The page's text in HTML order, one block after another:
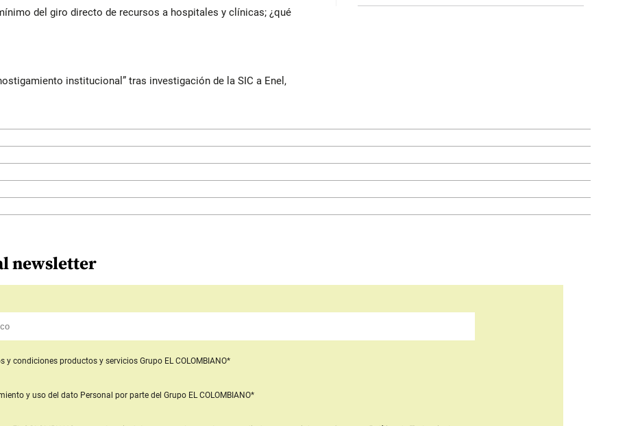
del giro directo de recursos a hospitales y clínicas; ¿qué
institucional” tras investigación de la SIC a Enel,
newsletter
y condiciones productos y servicios Grupo EL COLOMBIANO*
y uso del dato Personal por parte del Grupo EL COLOMBIANO*